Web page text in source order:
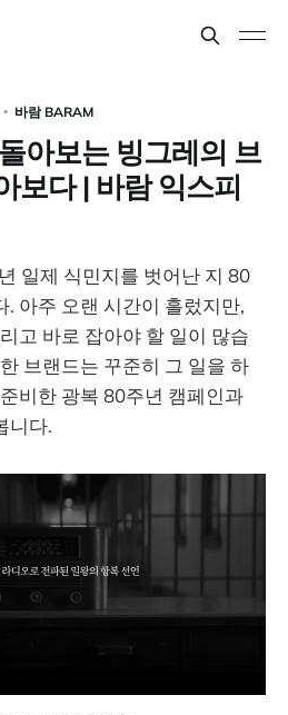
바람 BARAM
아보는 빙그레의 브
보다 | 바람 익스피
일제 식민지를 벗어난 지 80
. 아주 오랜 시간이 흘렀지만,
고 바로 잡아야 할 일이 많습
브랜드는 꾸준히 그 일을 하
비한 광복 80주년 캠페인과
니다.